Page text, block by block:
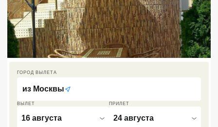
ВЫЛЕТ
16 августа
ПРИЛЕТ
24 августа
ГОРОД ВЫЛЕТА
из Москвы
Занзибар
Абхазия
Большой Сочи
Кав Мин Воды
Экскурсионные туры